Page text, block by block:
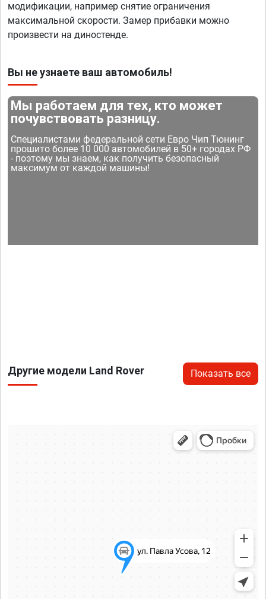
модификации, например снятие ограничения
максимальной скорости. Замер прибавки можно
произвести на диностенде.
Вы не узнаете ваш автомобиль!
Мы работаем для тех, кто может
почувствовать разницу.
Специалистами федеральной сети Евро Чип Тюнинг
прошито более 10 000 автомобилей в 50+ городах РФ
- поэтому мы знаем, как получить безопасный
максимум от каждой машины!
Другие модели Land Rover Показать все